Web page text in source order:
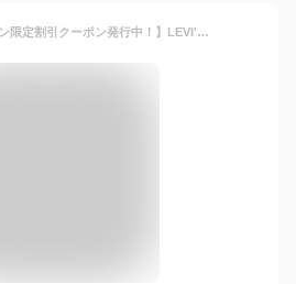
【楽天お買物マラソン限定割引クーポン発行中！】LEVI'S リーバイス 501 ORIGINAL デニム ジーンズ ジーパン パンツ ストレート 00501-0000 00501-0226 リジット ノンウォッシュ 未洗い